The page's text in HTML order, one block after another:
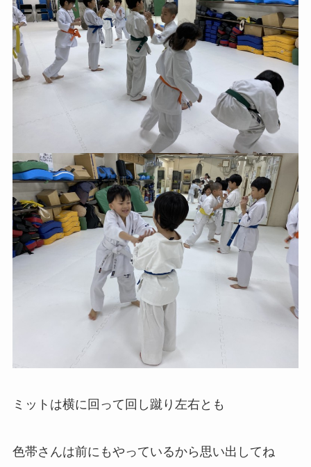
ミットは横に回って回し蹴り左右とも
色帯さんは前にもやっているから思い出してね